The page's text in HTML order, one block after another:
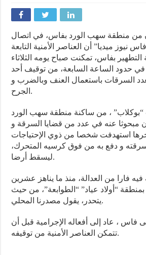
من منطقة سهب الورد بفاس، في اتصال
نيوز ميديا” أن العناصر الأمنية التابعة
التطهير بفاس، تمكنت صباح يومه الثلاثاء
/04/2019 ، في حدود الساعة السابعة، من توقيف أحد
السرقات باستعمال العنف وبالضرب و
الجرح.
“بوكلاب” ، من ساكنة منطقة سهب الورد
مبحوثا عنه في عدد من قضايا السرقة و
استهدفت شخصا من ذوي الإحتياجات
و دفع به من فوق كرسيه المتحرك،
ليسقط أرضا.
فارا من العدالة، منذ ما يناهز عشرين
“أولاد عياد” “الطوابعة”، من حيث
يتحدر، يقول مصدرنا المحلي.
فاس ، عاد إلى أفعاله الإجرامية قبل أن
تتمكن العناصر الأمنية من توقيفه.